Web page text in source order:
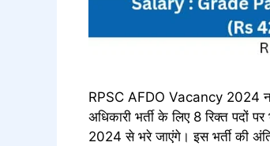
RPSC AFDO Vacancy 2024
अधिकारी भर्ती के लिए 8 रिक्त पदों
2024 से भरे जाएंगे। इस भर्ती की